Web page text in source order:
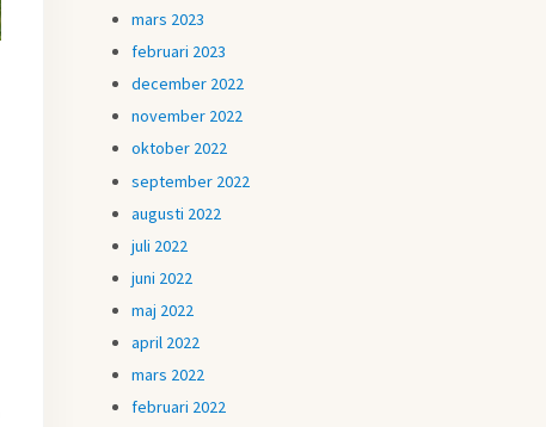
mars 2023
februari 2023
december 2022
november 2022
oktober 2022
september 2022
augusti 2022
juli 2022
juni 2022
maj 2022
april 2022
mars 2022
februari 2022